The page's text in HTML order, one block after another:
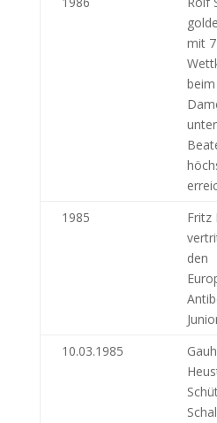
mit
beim
1985
Fritz
den
10.03.1985